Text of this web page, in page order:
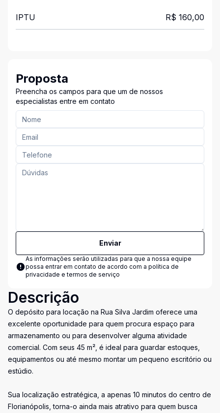
IPTU R$ 160,00
Proposta
Preencha os campos para que um de nossos
especialistas entre em contato
Enviar
As informações serão utilizadas para que a nossa equipe
possa entrar em contato de acordo com a política de
privacidade e termos de serviço
Descrição
O depósito para locação na Rua Silva Jardim oferece uma
excelente oportunidade para quem procura espaço para
armazenamento ou para desenvolver alguma atividade
comercial. Com seus 45 m², é ideal para guardar estoques,
equipamentos ou até mesmo montar um pequeno escritório ou
estúdio.
Sua localização estratégica, a apenas 10 minutos do centro de
Florianópolis, torna-o ainda mais atrativo para quem busca